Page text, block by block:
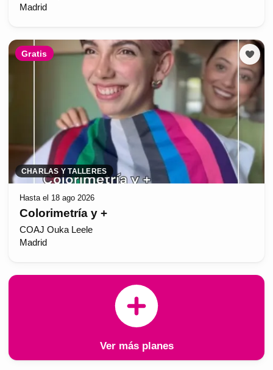
Madrid
Gratis
CHARLAS Y TALLERES
Hasta el 18 ago 2026
Colorimetría y +
COAJ Ouka Leele
Madrid
Ver más planes